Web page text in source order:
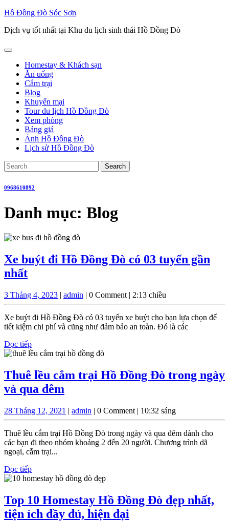
Skip
content
Hồ Đồng Đò Sóc Sơn
Dịch vụ tốt nhất tại Khu du lịch sinh thái Hồ Đồng Đò
Open
ButtonHomestay & Khách sạn
Ăn uống
Cắm trại
Blog
Khuyến mại
Tour du lịch Hồ Đồng Đò
Xem phòng
Bảng giá
Ảnh Hồ Đồng Đò
Lịch sử Hồ Đồng Đò
Close
Button
Search
for:
0968610892
Danh mục: Blog
Xe buýt đi Hồ Đồng Đò có 03 tuyến gần
nhấtXe
đi
Hồ
Đồng
Đò
có
03
tuyến
gần
nhất
3 Tháng 4, 20233
Tháng
4,
2023
| admin admin
| 0 Comment | 2:13 chiều
Xe buýt đi Hồ Đồng Đò có 03 tuyến xe buýt cho bạn lựa chọn để
tiết kiệm chi phí và cũng như đảm bảo an toàn. Đó là các
Đọc tiếpĐọc
tiếp
Thuê lều cắm trại Hồ Đồng Đò trong ngày
và qua đêm
cắm
trại
Hồ
Đò
trong
ngày
và
28 Tháng 12, 2021 28
Tháng
12,
2021
| admin admin
| 0 Comment | 10:32 sáng
Thuê lều cắm trại Hồ Đồng Đò trong ngày và qua đêm dành cho
các bạn đi theo nhóm khoảng 2 đến 20 người. Chương trình dã
ngoại, cắm trại...
Đọc tiếpĐọc
tiếp
Top 10 Homestay Hồ Đồng Đò đẹp nhất,
tiện ích đầy đủ, hiện đại